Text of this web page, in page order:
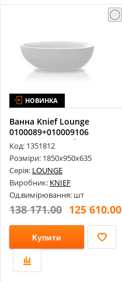
НОВИНКА
Ванна Knief Lounge
0100089+010009106
1850х950х635 Gl...
Код: 1351812
Розміри: 1850х950х635
Серія: LOUNGE
Виробник: KNIEF
Од.вимірювання: шт
138 171.00 125 610.00
Купити